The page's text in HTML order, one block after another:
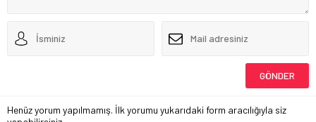
Henüz yorum yapılmamış. İlk yorumu yukarıdaki form aracılığıyla siz